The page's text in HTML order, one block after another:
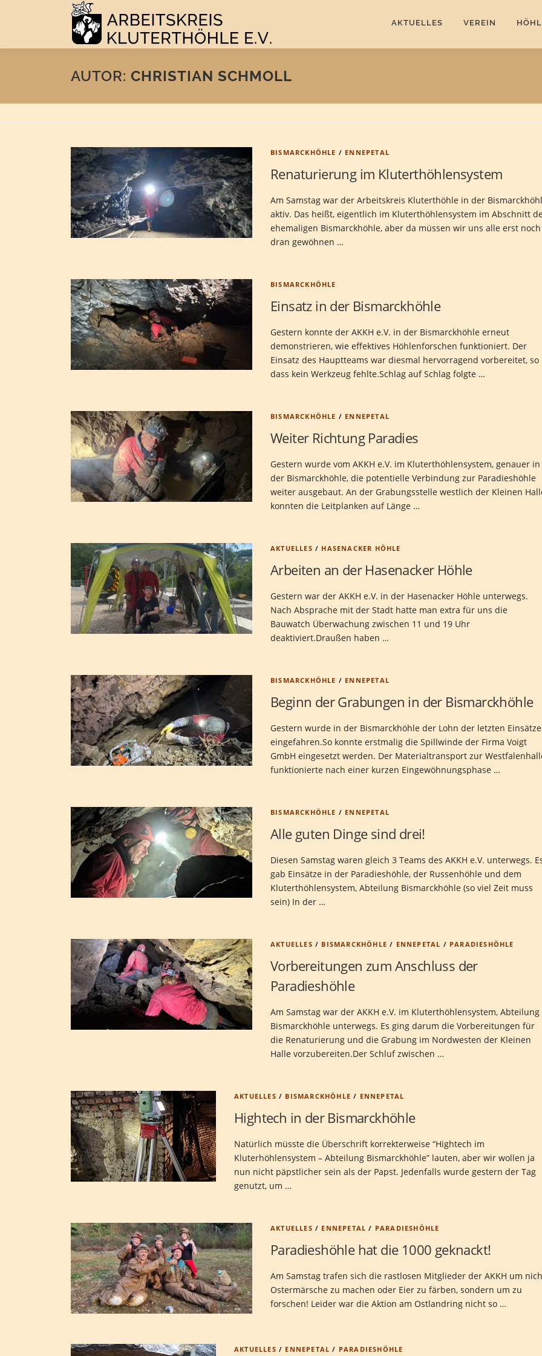
AKTUELLES VEREIN
AUTOR: CHRISTIAN SCHMOLL
BISMARCKHÖHLE / ENNEPETAL
Renaturierung im Kluterthöhlensystem
Am Samstag war der Arbeitskreis Kluterthöhle in der
aktiv. Das heißt, eigentlich im Kluterthöhlensystem im Abschnitt
ehemaligen Bismarckhöhle, aber da müssen wir uns alle erst noch
dran gewöhnen …
BISMARCKHÖHLE
Einsatz in der Bismarckhöhle
Gestern konnte der AKKH e.V. in der Bismarckhöhle erneut
demonstrieren, wie effektives Höhlenforschen funktioniert. Der
Einsatz des Hauptteams war diesmal hervorragend vorbereitet, so
dass kein Werkzeug fehlte.Schlag auf Schlag folgte …
BISMARCKHÖHLE / ENNEPETAL
Weiter Richtung Paradies
Gestern wurde vom AKKH e.V. im Kluterthöhlensystem, genauer in
der Bismarckhöhle, die potentielle Verbindung zur Paradieshöhle
weiter ausgebaut. An der Grabungsstelle westlich der Kleinen
konnten die Leitplanken auf Länge …
AKTUELLES / HASENACKER HÖHLE
Arbeiten an der Hasenacker Höhle
Gestern war der AKKH e.V. in der Hasenacker Höhle unterwegs.
Nach Absprache mit der Stadt hatte man extra für uns die
Bauwatch Überwachung zwischen 11 und 19 Uhr
deaktiviert.Draußen haben …
BISMARCKHÖHLE / ENNEPETAL
Beginn der Grabungen in der Bismarckhöhle
Gestern wurde in der Bismarckhöhle der Lohn der letzten Einsätze
eingefahren.So konnte erstmalig die Spillwinde der Firma Voigt
GmbH eingesetzt werden. Der Materialtransport zur
funktionierte nach einer kurzen Eingewöhnungsphase …
BISMARCKHÖHLE / ENNEPETAL
Alle guten Dinge sind drei!
Diesen Samstag waren gleich 3 Teams des AKKH e.V. unterwegs.
gab Einsätze in der Paradieshöhle, der Russenhöhle und dem
Kluterthöhlensystem, Abteilung Bismarckhöhle (so viel Zeit muss
sein) In der …
AKTUELLES / BISMARCKHÖHLE / ENNEPETAL / PARADIESHÖHLE
Vorbereitungen zum Anschluss der
Paradieshöhle
Am Samstag war der AKKH e.V. im Kluterthöhlensystem, Abteilung
Bismarckhöhle unterwegs. Es ging darum die Vorbereitungen für
die Renaturierung und die Grabung im Nordwesten der Kleinen
Halle vorzubereiten.Der Schluf zwischen …
AKTUELLES / BISMARCKHÖHLE / ENNEPETAL
Hightech in der Bismarckhöhle
Natürlich müsste die Überschrift korrekterweise “Hightech im
Kluterhöhlensystem – Abteilung Bismarckhöhle” lauten, aber wir wollen ja
nun nicht päpstlicher sein als der Papst. Jedenfalls wurde gestern der Tag
genutzt, um …
AKTUELLES / ENNEPETAL / PARADIESHÖHLE
Paradieshöhle hat die 1000 geknackt!
Am Samstag trafen sich die rastlosen Mitglieder der AKKH um
Ostermärsche zu machen oder Eier zu färben, sondern um zu
forschen! Leider war die Aktion am Ostlandring nicht so …
AKTUELLES / ENNEPETAL / PARADIESHÖHLE